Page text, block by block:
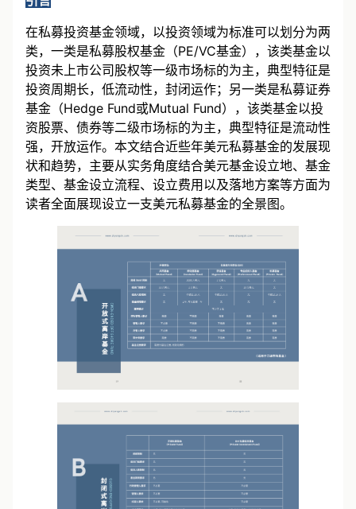
在私募投资基金领域，以投资领域为标准可以划分为两
类，一类是私募股权基金（PE/VC基金），该类基金以
投资未上市公司股权等一级市场标的为主，典型特征是
投资周期长，低流动性，封闭运作；另一类是私募证券
基金（Hedge Fund或Mutual Fund），该类基金以投
资股票、债券等二级市场标的为主，典型特征是流动性
强，开放运作。本文结合近些年美元私募基金的发展现
状和趋势，主要从实务角度结合美元基金设立地、基金
类型、基金设立流程、设立费用以及落地方案等方面为